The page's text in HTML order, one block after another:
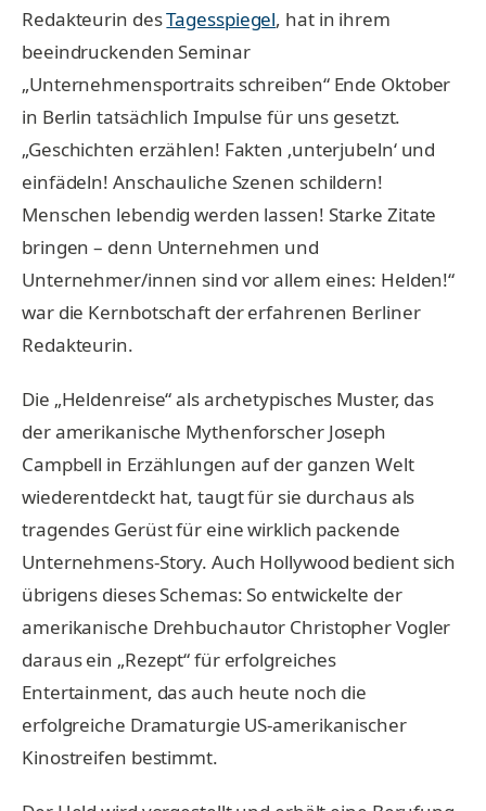
Redakteurin desTagesspiegel, hat in ihrem
beeindruckenden Seminar
„Unternehmensportraits schreiben“ Ende Oktober
in Berlin tatsächlich Impulse für uns gesetzt.
„Geschichten erzählen! Fakten ‚unterjubeln‘ und
einfädeln! Anschauliche Szenen schildern!
Menschen lebendig werden lassen! Starke Zitate
bringen – denn Unternehmen und
Unternehmer/innen sind vor allem eines: Helden!“
war die Kernbotschaft der erfahrenen Berliner
Redakteurin.
Die „Heldenreise“ als archetypisches Muster, das
der amerikanische Mythenforscher Joseph
Campbell in Erzählungen auf der ganzen Welt
wiederentdeckt hat, taugt für sie durchaus als
tragendes Gerüst für eine wirklich packende
Unternehmens-Story. Auch Hollywood bedient sich
übrigens dieses Schemas: So entwickelte der
amerikanische Drehbuchautor Christopher Vogler
daraus ein „Rezept“ für erfolgreiches
Entertainment, das auch heute noch die
erfolgreiche Dramaturgie US-amerikanischer
Kinostreifen bestimmt.